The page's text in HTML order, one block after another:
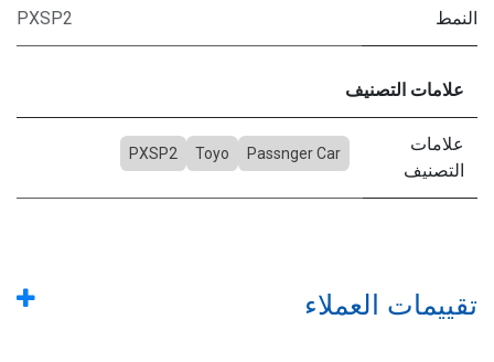
النمط PXSP2
علامات التصنيف
علامات
التصنيف
Passnger Car
Toyo
PXSP2
تقييمات العملاء